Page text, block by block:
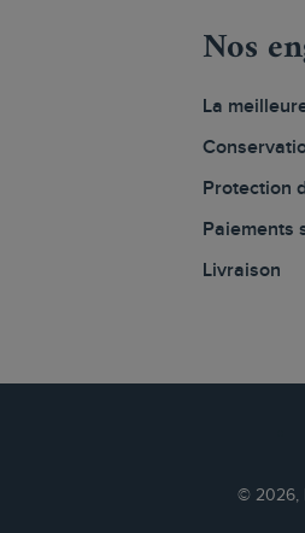
Nos
La
Protection
Paiements
Livraison
© 2026,